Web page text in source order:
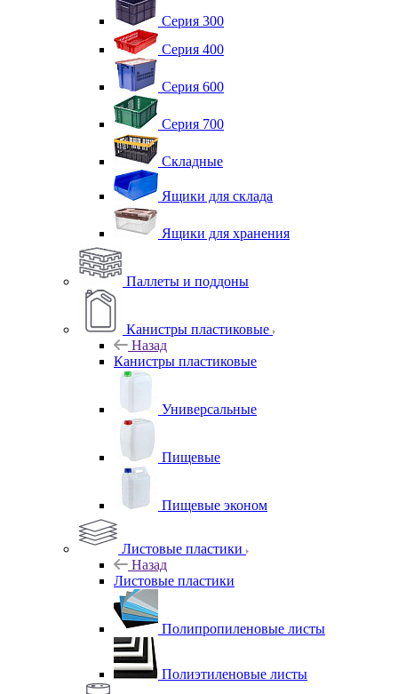
Серия 300
Серия 400
Серия 600
Серия 700
Складные
Ящики для склада
Ящики для хранения
Паллеты и поддоны
Канистры пластиковые
Назад
Канистры пластиковые
Универсальные
Пищевые
Пищевые эконом
Листовые пластики
Назад
Листовые пластики
Полипропиленовые листы
Полиэтиленовые листы